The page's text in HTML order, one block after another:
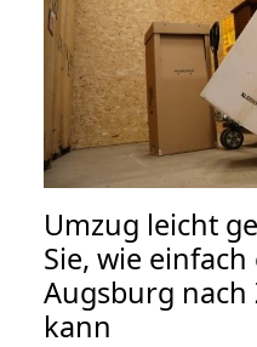
Umzug leicht
Sie, wie
Augsburg nach
kann